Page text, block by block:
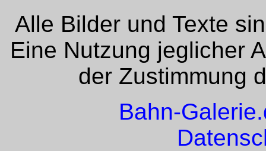
Alle Bilder und Texte
Eine Nutzung jeglicher
der Zustimmung
Bahn-